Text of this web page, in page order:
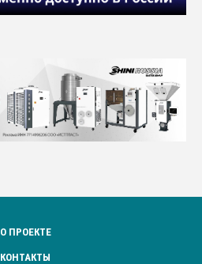
О ПРОЕКТЕ
КОНТАКТЫ